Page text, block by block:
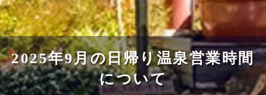
2025年9月の日帰り温泉営業時間
について